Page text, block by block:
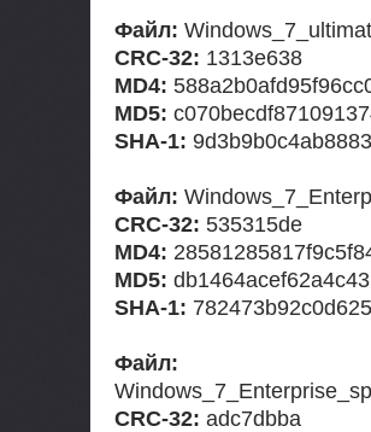
Файл:
CRC-32: 1313e638
MD4:
MD5:
SHA-1:
Файл:
CRC-32: 535315de
MD4:
MD5:
SHA-1:
Файл:
CRC-32: adc7dbba